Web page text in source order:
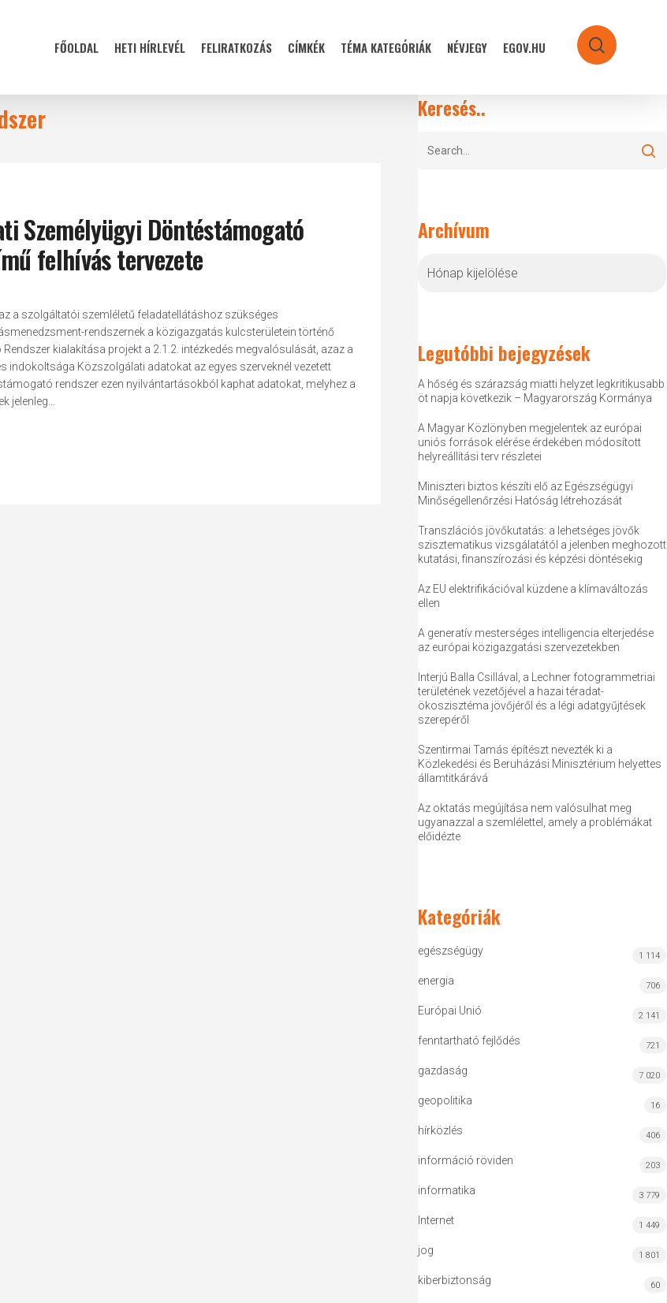
FŐOLDAL HETI HÍRLEVÉL FELIRATKOZÁS CÍMKÉK TÉMA KATEGÓRIÁK NÉVJEGY EGOV.HU search
Személyügyi Döntéstámogató
felhívás tervezete
a szolgáltatói szemléletű feladatellátáshoz szükséges
rendszernek a közigazgatás kulcsterületein történő
kialakítása projekt a 2.1.2. intézkedés megvalósulását, azaz a
indokoltsága Közszolgálati adatokat az egyes szerveknél vezetett
rendszer ezen nyilvántartásokból kaphat adatokat, melyhez a
Keresés..
Archívum
Legutóbbi bejegyzések
A hőség és szárazság miatti helyzet legkritikusabb
öt napja következik – Magyarország Kormánya
A Magyar Közlönyben megjelentek az európai
uniós források elérése érdekében módosított
helyreállítási terv részletei
Miniszteri biztos készíti elő az Egészségügyi
Minőségellenőrzési Hatóság létrehozását
Transzlációs jövőkutatás: a lehetséges jövők
szisztematikus vizsgálatától a jelenben meghozott
kutatási, finanszírozási és képzési döntésekig
Az EU elektrifikációval küzdene a klímaváltozás
ellen
A generatív mesterséges intelligencia elterjedése
az európai közigazgatási szervezetekben
Interjú Balla Csillával, a Lechner fotogrammetriai
területének vezetőjével a hazai téradat-
ökoszisztéma jövőjéről és a légi adatgyűjtések
szerepéről
Szentirmai Tamás építészt nevezték ki a
Közlekedési és Beruházási Minisztérium helyettes
államtitkárává
Az oktatás megújítása nem valósulhat meg
ugyanazzal a szemlélettel, amely a problémákat
előidézte
Kategóriák
egészségügy 1 114
energia 706
Európai Unió 2 141
fenntartható fejlődés 721
gazdaság 7 020
geopolitika 16
hírközlés 406
információ röviden 203
informatika 3 779
Internet 1 449
jog 1 801
kiberbiztonság 60